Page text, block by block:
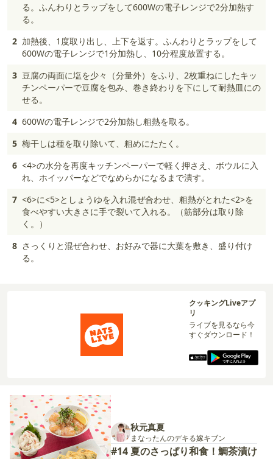
る。ふんわりとラップをして600Wの電子レンジで2分加熱す
る。
2 加熱後、1度取り出し、上下を返す。ふんわりとラップをして
600Wの電子レンジで1分加熱し、10分程度放置する。
3 豆腐の両面に塩を少々（分量外）をふり、2枚重ねにしたキッ
チンペーパーで豆腐を包み、巻き終わりを下にして耐熱皿にの
せる。
4 600Wの電子レンジで2分加熱し粗熱を取る。
5 梅干しは種を取り除いて、粗めにたたく。
6 <4>の水分を再度キッチンペーパーで軽く押さえ、ボウルに入
れ、ホイッパーなどでなめらかになるまで潰す。
7 <6>に<5>としょうゆを入れ混ぜ合わせ、粗熱がとれた<2>を
食べやすい大きさに手で裂いて入れる。（筋部分は取り除
く。）
8 さっくりと混ぜ合わせ、お好みで器に大葉を敷き、盛り付け
る。
クッキングLiveアプ
リ
ライブを見るなら今
すぐダウンロード！
秋元真夏
まなったんのデキる嫁キブン
#14 夏のさっぱり和食！鯛茶漬け